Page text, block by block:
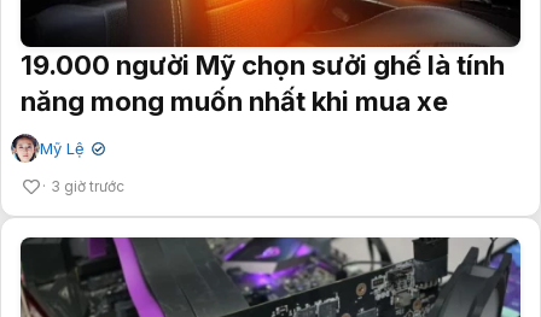
19.000 người Mỹ chọn sưởi ghế là tính
năng mong muốn nhất khi mua xe
Mỹ Lệ ✔
3 giờ trước